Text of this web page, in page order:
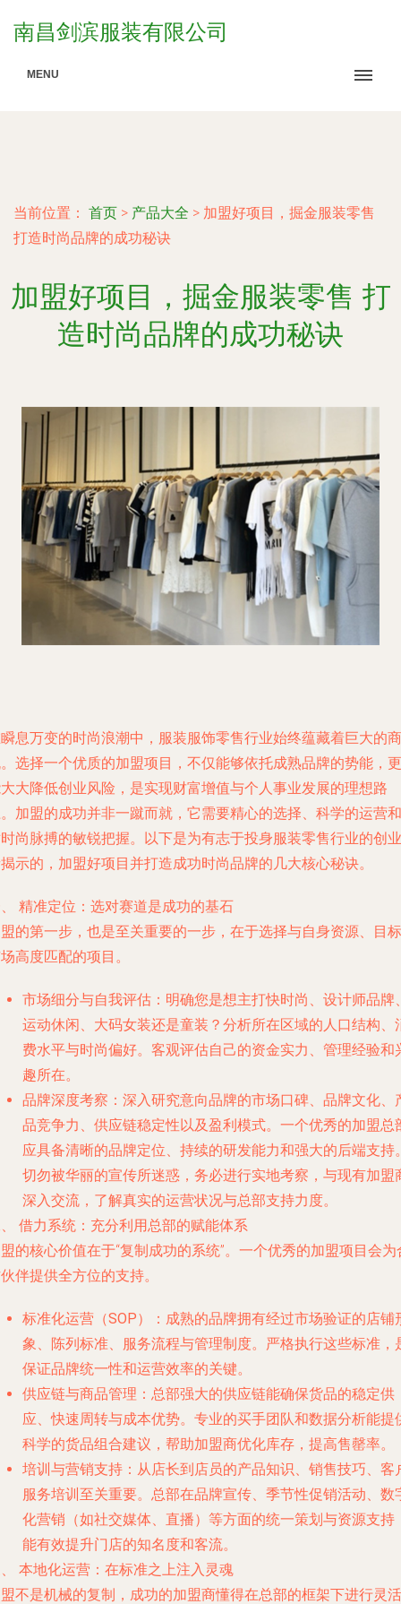
南昌剑滨服装有限公司
MENU
当前位置： 首页 > 产品大全 > 加盟好项目，掘金服装零售
打造时尚品牌的成功秘诀
加盟好项目，掘金服装零售 打
造时尚品牌的成功秘诀
息万变的时尚浪潮中，服装服饰零售行业始终蕴藏着巨大的商
选择一个优质的加盟项目，不仅能够依托成熟品牌的势能，更
大降低创业风险，是实现财富增值与个人事业发展的理想路
加盟的成功并非一蹴而就，它需要精心的选择、科学的运营和
尚脉搏的敏锐把握。以下是为有志于投身服装零售行业的创业
示的，加盟好项目并打造成功时尚品牌的几大核心秘诀。
精准定位：选对赛道是成功的基石
的第一步，也是至关重要的一步，在于选择与自身资源、目标
高度匹配的项目。
市场细分与自我评估 ：明确您是想主打快时尚、设计师品牌
运动休闲、大码女装还是童装？分析所在区域的人口结构、
费水平与时尚偏好。客观评估自己的资金实力、管理经验和
趣所在。
品牌深度考察 ：深入研究意向品牌的市场口碑、品牌文化、
品竞争力、供应链稳定性以及盈利模式。一个优秀的加盟总
应具备清晰的品牌定位、持续的研发能力和强大的后端支持
切勿被华丽的宣传所迷惑，务必进行实地考察，与现有加盟
深入交流，了解真实的运营状况与总部支持力度。
借力系统：充分利用总部的赋能体系
的核心价值在于“复制成功的系统”。一个优秀的加盟项目会为
伴提供全方位的支持。
标准化运营（SOP）
：成熟的品牌拥有经过市场验证的店铺
象、陈列标准、服务流程与管理制度。严格执行这些标准，
保证品牌统一性和运营效率的关键。
供应链与商品管理 ：总部强大的供应链能确保货品的稳定供
应、快速周转与成本优势。专业的买手团队和数据分析能提
科学的货品组合建议，帮助加盟商优化库存，提高售罄率。
培训与营销支持 ：从店长到店员的产品知识、销售技巧、客
服务培训至关重要。总部在品牌宣传、季节性促销活动、数
化营销（如社交媒体、直播）等方面的统一策划与资源支持
能有效提升门店的知名度和客流。
本地化运营：在标准之上注入灵魂
不是机械的复制，成功的加盟商懂得在总部的框架下进行灵活